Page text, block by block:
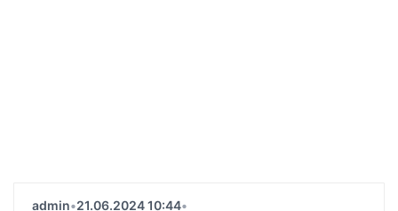
admin•21.06.2024 10:44•